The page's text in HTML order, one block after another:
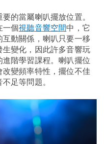
的當屬喇叭擺放位置。
一個視聽音響空間中，它
動關係，喇叭只要一移
變化，因此許多音響玩
階學習課程。喇叭擺位
變頻率特性，擺位不佳
足等問題。